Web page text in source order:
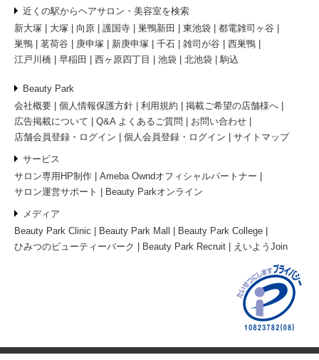
近くの駅からヘアサロン・美容室を検索
新大塚
大塚 向原 護国寺 巣鴨新田 東池袋
都電雑司ヶ谷
巣鴨
茗荷谷 庚申塚 新庚申塚 千石 雑司が谷
西巣鴨
江戸川橋
早稲田 西ヶ原四丁目 池袋 北池袋 駒込
Beauty Park
会社概要
個人情報保護方針 利用規約
掲載ご希望の店舗様へ
広告掲載について
Q&A よくあるご質問
お問い合わせ
店舗会員登録・ログイン
個人会員登録・ログイン サイトマップ
サービス
サロン専用HP制作
Ameba Owndオフィシャルパートナー
サロン運営サポート
Beauty Parkオンライン
メディア
Beauty Park Clinic
Beauty Park Mall
Beauty Park College
ひみつのビューティーパーク
Beauty Park Recruit えいようJoin